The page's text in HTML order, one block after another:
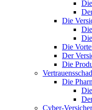
Die
Die
Der
Die
Die
Cyber-